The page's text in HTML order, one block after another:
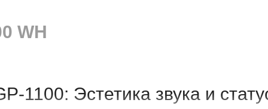
WH
1100: Эстетика звука и